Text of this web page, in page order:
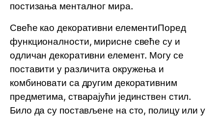
постизања менталног мира.
Свеће као декоративни елементиПоред
функционалности, мирисне свеће су и
одличан декоративни елемент. Могу се
поставити у различита окружења и
комбиновати са другим декоративним
предметима, стварајући јединствен стил.
Било да су постављене на сто, полицу или у